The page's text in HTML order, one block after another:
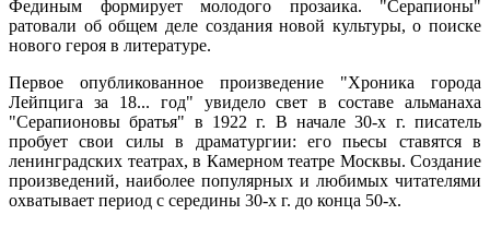
Фединым формирует молодого прозаика. "Серапионы"
ратовали об общем деле создания новой культуры, о поиске
нового героя в литературе.
Первое опубликованное произведение "Хроника города
Лейпцига за 18... год" увидело свет в составе альманаха
"Серапионовы братья" в 1922 г. В начале 30-х г. писатель
пробует свои силы в драматургии: его пьесы ставятся в
ленинградских театрах, в Камерном театре Москвы. Создание
произведений, наиболее популярных и любимых читателями
охватывает период с середины 30-х г. до конца 50-х.